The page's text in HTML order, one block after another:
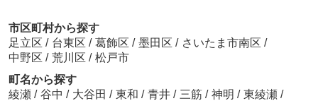
市区町村から探す
足立区 / 台東区 / 葛飾区 / 墨田区 / さいたま市南区 /
中野区 / 荒川区 / 松戸市
町名から探す
綾瀬 / 谷中 / 大谷田 / 東和 / 青井 / 三筋 / 神明 / 東綾瀬 /